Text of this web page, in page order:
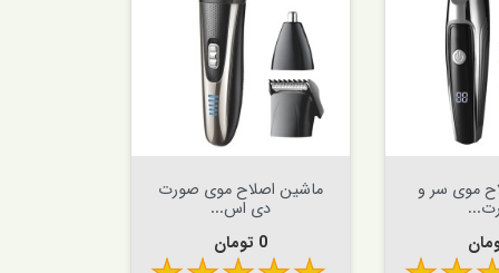
موی سر و
ماشین اصلاح سر و صورت
دی اس...
قیمت
0 تومان